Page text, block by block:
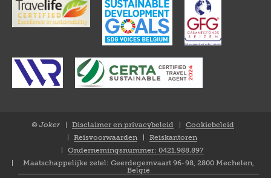
© Joker
Disclaimer en privacybeleid
Cookiebeleid
Reisvoorwaarden
Reiskantoren
Ondernemingsnummer: 0421.988.897
Maatschappelijke zetel: Geerdegemvaart 96-98, 2800 Mechelen,
België